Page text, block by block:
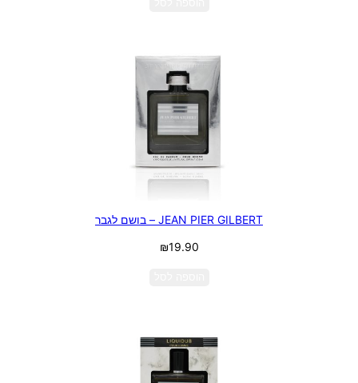
JEAN PIER GILBERT – בושם לגבר
₪19.90